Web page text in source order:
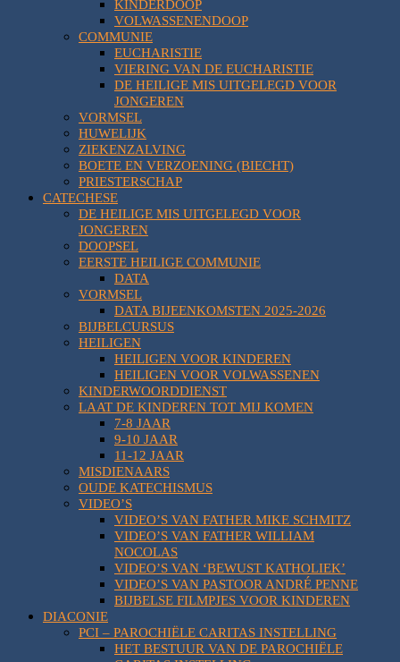
KINDERDOOP
VOLWASSENENDOOP
COMMUNIE
EUCHARISTIE
VIERING VAN DE EUCHARISTIE
DE HEILIGE MIS UITGELEGD VOOR
JONGEREN
VORMSEL
HUWELIJK
ZIEKENZALVING
BOETE EN VERZOENING (BIECHT)
PRIESTERSCHAP
CATECHESE
DE HEILIGE MIS UITGELEGD VOOR
JONGEREN
DOOPSEL
EERSTE HEILIGE COMMUNIE
DATA
VORMSEL
DATA BIJEENKOMSTEN 2025-2026
BIJBELCURSUS
HEILIGEN
HEILIGEN VOOR KINDEREN
HEILIGEN VOOR VOLWASSENEN
KINDERWOORDDIENST
LAAT DE KINDEREN TOT MIJ KOMEN
7-8 JAAR
9-10 JAAR
11-12 JAAR
MISDIENAARS
OUDE KATECHISMUS
VIDEO’S
VIDEO’S VAN FATHER MIKE SCHMITZ
VIDEO’S VAN FATHER WILLIAM
NOCOLAS
VIDEO’S VAN ‘BEWUST KATHOLIEK’
VIDEO’S VAN PASTOOR ANDRÉ PENNE
BIJBELSE FILMPJES VOOR KINDEREN
DIACONIE
PCI – PAROCHIËLE CARITAS INSTELLING
HET BESTUUR VAN DE PAROCHIËLE